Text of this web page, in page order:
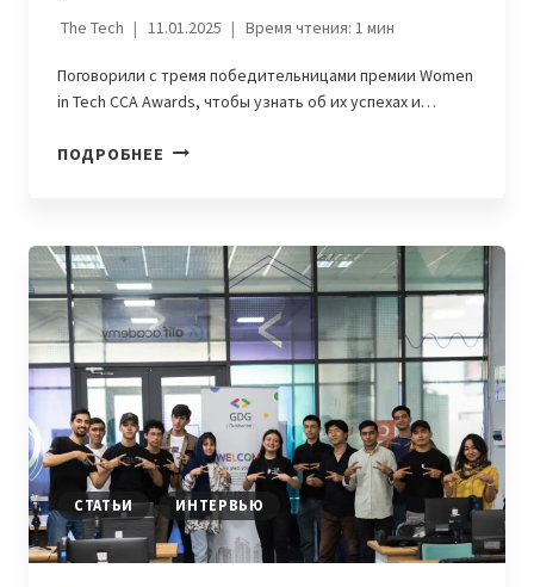
The Tech 11.01.2025 Время чтения: 1мин
Поговорили с тремя победительницами премии Women
in Tech CCA Awards, чтобы узнать об их успехах и…
ПОДРОБНЕЕ WOMEN
AWARDS
2024:
КАК
ПРОШЛА
ГЛАВНАЯ
ПРЕМИЯ
РЕГИОНА
В
ТАШКЕНТЕ
СТАТЬИ ИНТЕРВЬЮ